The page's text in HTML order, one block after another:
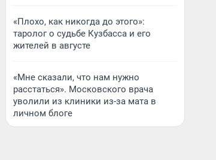
«Плохо, как никогда до этого»:
таролог о судьбе Кузбасса и его
жителей в августе
«Мне сказали, что нам нужно
расстаться». Московского врача
уволили из клиники из-за мата в
личном блоге